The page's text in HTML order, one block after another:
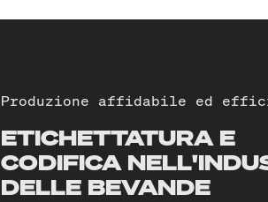
Produzione affidabile ed
ETICHETTATURA E
CODIFICA
DELLE BEVANDE